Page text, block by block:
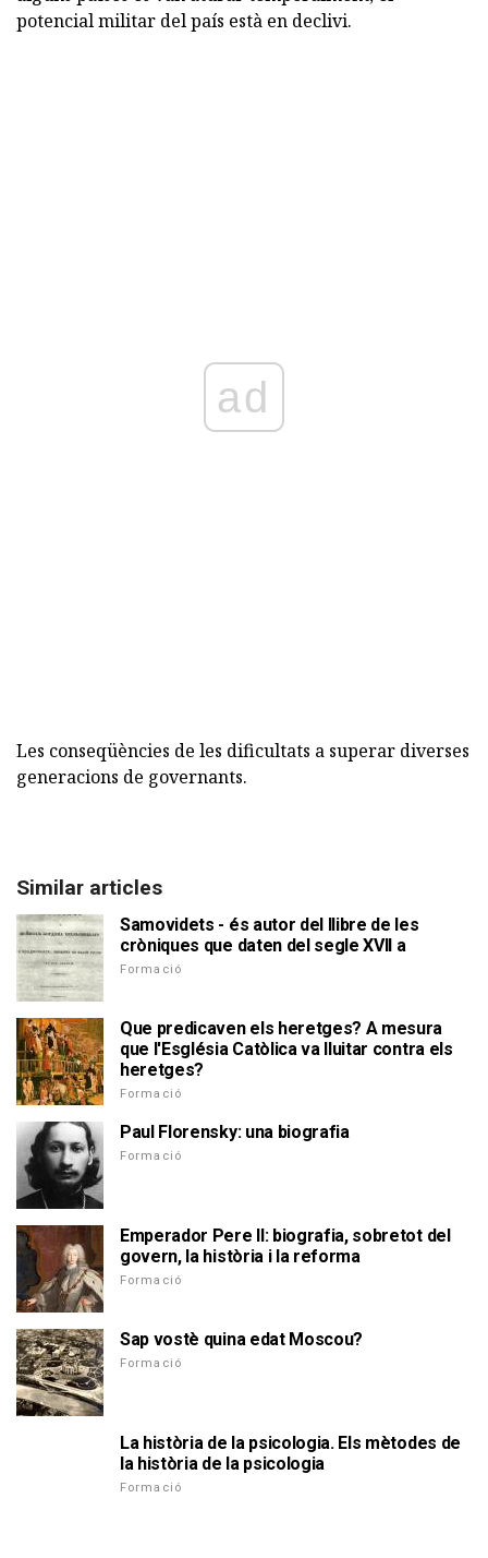
potencial militar del país està en declivi.
ad
Les conseqüències de les dificultats a superar diverses
generacions de governants.
Similar articles
Samovidets - és autor del llibre de les
cròniques que daten del segle XVII a
Formació
Que predicaven els heretges? A mesura
que l'Església Catòlica va lluitar contra els
heretges?
Formació
Paul Florensky: una biografia
Formació
Emperador Pere II: biografia, sobretot del
govern, la història i la reforma
Formació
Sap vostè quina edat Moscou?
Formació
La història de la psicologia. Els mètodes de
la història de la psicologia
Formació